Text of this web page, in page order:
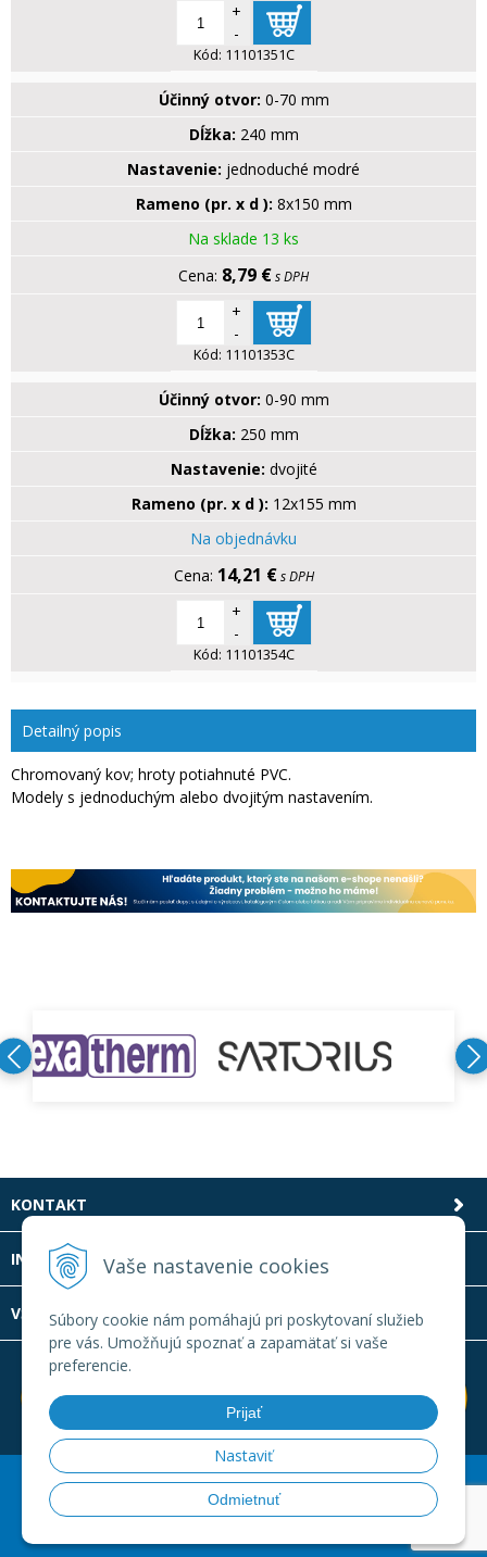
Vaše nastavenie cookies
Súbory cookie nám pomáhajú pri poskytovaní služieb
pre vás. Umožňujú spoznať a zapamätať si vaše
preferencie.
Prijať
Nastaviť
Odmietnuť
+
-
Kód: 11101351C
Účinný otvor: 0-70 mm
Dĺžka: 240 mm
Nastavenie: jednoduché modré
Rameno (pr. x d ): 8x150 mm
Na sklade 13 ks
8,79 €s DPH
+
-
Kód: 11101353C
Účinný otvor: 0-90 mm
Dĺžka: 250 mm
Nastavenie: dvojité
Rameno (pr. x d ): 12x155 mm
Na objednávku
14,21 € s DPH
+
-
Kód: 11101354C
Detailný popis
Chromovaný kov; hroty potiahnuté PVC.
Modely s jednoduchým alebo dvojitým nastavením.
KONTAKT
INFOLINKA
VŠETKO O NÁKUPE
© 2026 Laboratornatechnika.sk •Created
e-shop Pohoda
connectorbyNextCom s.r.o.